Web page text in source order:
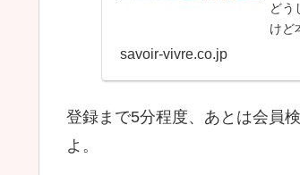
どう
けど
savoir-vivre.co.jp
登録まで5分程度、あとは会員
よ。